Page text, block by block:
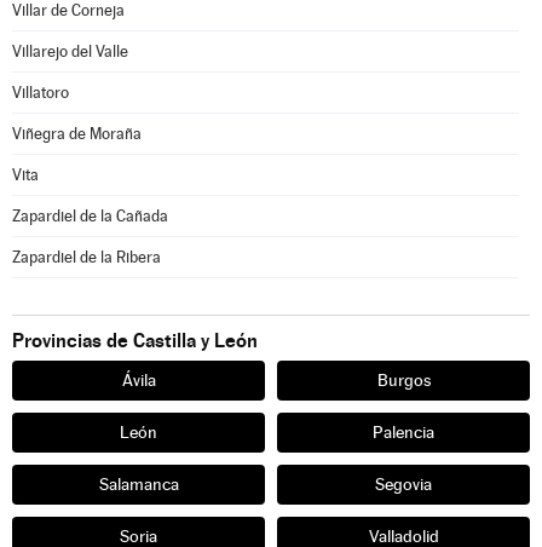
Villar de Corneja
Villarejo del Valle
Villatoro
Viñegra de Moraña
Vita
Zapardiel de la Cañada
Zapardiel de la Ribera
Provincias de Castilla y León
Ávila Burgos
León Palencia
Salamanca Segovia
Soria Valladolid